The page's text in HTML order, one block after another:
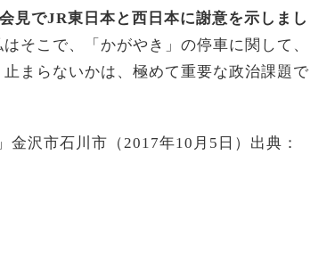
見でJR東日本と西日本に謝意を示しまし
そこで、「かがやき」の停車に関して、
まらないかは、極めて重要な政治課題で
金沢市石川市（2017年10月5日）出典：